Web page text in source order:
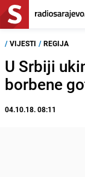
/ VIJESTI / REGIJA
U Srbiji
borbene
04.10.18. 08:11